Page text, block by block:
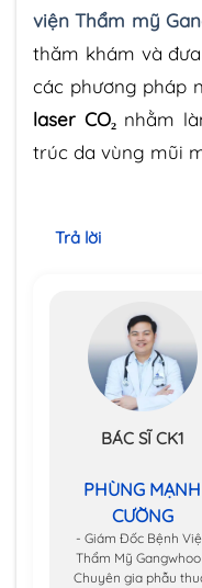
viện Thẩm mỹ
thăm khám và
các phương pháp
laser CO₂nhằm
trúc da vùng mũi
Trả lời
BÁC SĨ CK1
PHÙNG MẠNH
CƯỜNG
- Giám Đốc Bệnh
Thẩm Mỹ
Chuyên gia phẫu